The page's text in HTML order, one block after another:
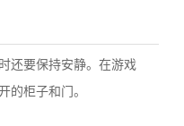
还要保持安静。在游戏
的柜子和门。